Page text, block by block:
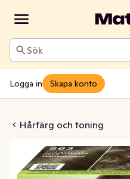
Sök
Logga in Skapa konto
Hårfärg och toning
Schwarzkopf Natural & Easy